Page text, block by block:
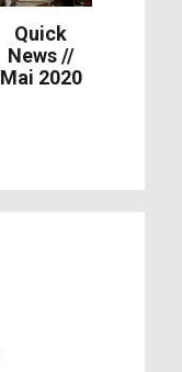
Quick
News //
Mai 2020